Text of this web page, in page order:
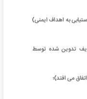
به اهداف ایمنی)
تدوین شده توسط
می افتد)؛